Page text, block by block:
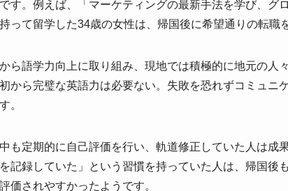
す。例えば、「マーケティングの最新手法を学び、グ
って留学した34歳の女性は、帰国後に希望通りの転職
ら語学力向上に取り組み、現地では積極的に地元の人
から完璧な英語力は必要ない。失敗を恐れずコミュニ
。
も定期的に自己評価を行い、軌道修正していた人は成
記録していた」という習慣を持っていた人は、帰国後
価されやすかったようです。